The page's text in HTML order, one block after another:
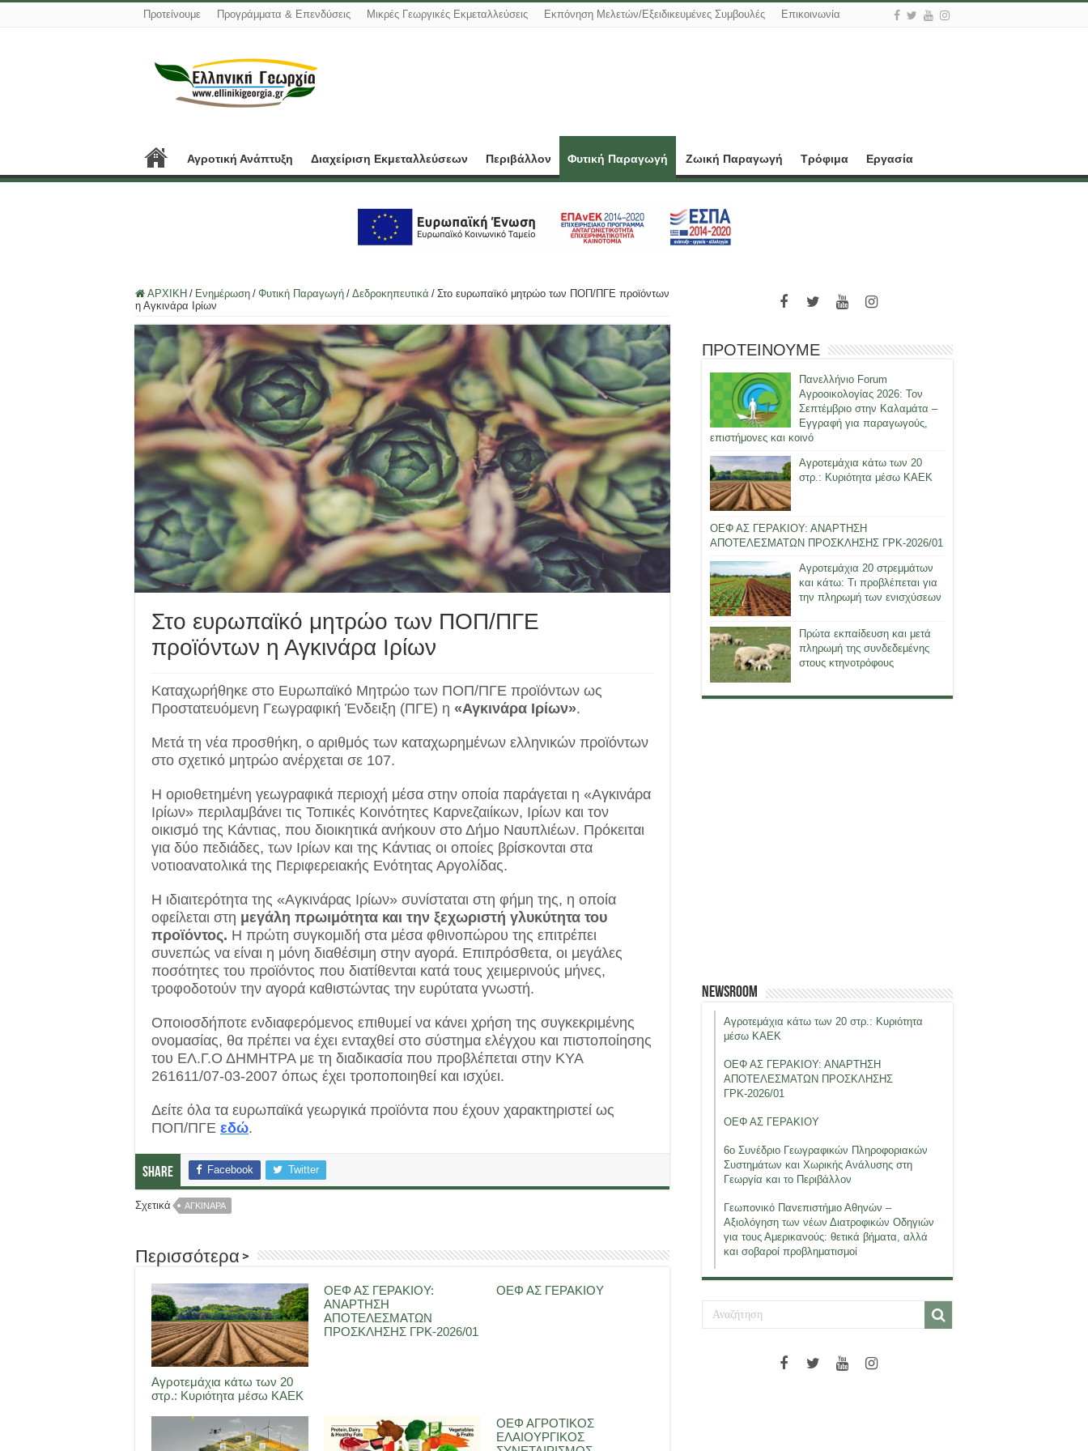
Προτείνουμε Προγράμματα & Επενδύσεις Μικρές Γεωργικές Εκμεταλλεύσεις Εκπόνηση Μελετών/Εξειδικευμένες Συμβουλές Επικοινωνία
Αγροτική Ανάπτυξη Διαχείριση Εκμεταλλεύσεων Περιβάλλον Φυτική Παραγωγή Ζωική Παραγωγή Τρόφιμα Εργασία
ΑΡΧΙΚΗ / Ενημέρωση / Φυτική Παραγωγή / Δεδροκηπευτικά / Στο ευρωπαϊκό μητρώο των ΠΟΠ/ΠΓΕ προϊόντων
η Αγκινάρα Ιρίων
Στο ευρωπαϊκό μητρώο των ΠΟΠ/ΠΓΕ
προϊόντων η Αγκινάρα Ιρίων
Καταχωρήθηκε στο Ευρωπαϊκό Μητρώο των ΠΟΠ/ΠΓΕ προϊόντων ως
Προστατευόμενη Γεωγραφική Ένδειξη (ΠΓΕ) η «Αγκινάρα Ιρίων».
Μετά τη νέα προσθήκη, ο αριθμός των καταχωρημένων ελληνικών προϊόντων
στο σχετικό μητρώο ανέρχεται σε 107.
Η οριοθετημένη γεωγραφικά περιοχή μέσα στην οποία παράγεται η «Αγκινάρα
Ιρίων» περιλαμβάνει τις Τοπικές Κοινότητες Καρνεζαιίκων, Ιρίων και τον
οικισμό της Κάντιας, που διοικητικά ανήκουν στο Δήμο Ναυπλιέων. Πρόκειται
για δύο πεδιάδες, των Ιρίων και της Κάντιας οι οποίες βρίσκονται στα
νοτιοανατολικά της Περιφερειακής Ενότητας Αργολίδας.
Η ιδιαιτερότητα της «Αγκινάρας Ιρίων» συνίσταται στη φήμη της, η οποία
οφείλεται στη μεγάλη πρωιμότητα και την ξεχωριστή γλυκύτητα του
προϊόντος. Η πρώτη συγκομιδή στα μέσα φθινοπώρου της επιτρέπει
συνεπώς να είναι η μόνη διαθέσιμη στην αγορά. Επιπρόσθετα, οι μεγάλες
ποσότητες του προϊόντος που διατίθενται κατά τους χειμερινούς μήνες,
τροφοδοτούν την αγορά καθιστώντας την ευρύτατα γνωστή.
Οποιοσδήποτε ενδιαφερόμενος επιθυμεί να κάνει χρήση της συγκεκριμένης
ονομασίας, θα πρέπει να έχει ενταχθεί στο σύστημα ελέγχου και πιστοποίησης
του ΕΛ.Γ.Ο ΔΗΜΗΤΡΑ με τη διαδικασία που προβλέπεται στην ΚΥΑ
261611/07-03-2007 όπως έχει τροποποιηθεί και ισχύει.
Δείτε όλα τα ευρωπαϊκά γεωργικά προϊόντα που έχουν χαρακτηριστεί ως
ΠΟΠ/ΠΓΕ εδώ.
Share Facebook Twitter
Σχετικά ΑΓΚΙΝΑΡΑ
Περισσότερα >
Αγροτεμάχια κάτω των 20
στρ.: Κυριότητα μέσω ΚΑΕΚ
ΟΕΦ ΑΣ ΓΕΡΑΚΙΟΥ:
ΑΝΑΡΤΗΣΗ
ΑΠΟΤΕΛΕΣΜΑΤΩΝ
ΠΡΟΣΚΛΗΣΗΣ ΓΡΚ-2026/01
ΟΕΦ ΑΣ ΓΕΡΑΚΙΟΥ
ΟΕΦ ΑΓΡΟΤΙΚΟΣ
ΕΛΑΙΟΥΡΓΙΚΟΣ
ΠΡΟΤΕΙΝΟΥΜΕ
Πανελλήνιο Forum
Αγροοικολογίας 2026: Τον
Σεπτέμβριο στην Καλαμάτα –
Εγγραφή για παραγωγούς,
επιστήμονες και κοινό
Αγροτεμάχια κάτω των 20
στρ.: Κυριότητα μέσω ΚΑΕΚ
ΟΕΦ ΑΣ ΓΕΡΑΚΙΟΥ: ΑΝΑΡΤΗΣΗ
ΑΠΟΤΕΛΕΣΜΑΤΩΝ ΠΡΟΣΚΛΗΣΗΣ ΓΡΚ-2026/01
Αγροτεμάχια 20 στρεμμάτων
και κάτω: Τι προβλέπεται για
την πληρωμή των ενισχύσεων
Πρώτα εκπαίδευση και μετά
πληρωμή της συνδεδεμένης
στους κτηνοτρόφους
Newsroom
Αγροτεμάχια κάτω των 20 στρ.: Κυριότητα
μέσω ΚΑΕΚ
ΟΕΦ ΑΣ ΓΕΡΑΚΙΟΥ: ΑΝΑΡΤΗΣΗ
ΑΠΟΤΕΛΕΣΜΑΤΩΝ ΠΡΟΣΚΛΗΣΗΣ
ΓΡΚ-2026/01
ΟΕΦ ΑΣ ΓΕΡΑΚΙΟΥ
6ο Συνέδριο Γεωγραφικών Πληροφοριακών
Συστημάτων και Χωρικής Ανάλυσης στη
Γεωργία και το Περιβάλλον
Γεωπονικό Πανεπιστήμιο Αθηνών –
Αξιολόγηση των νέων Διατροφικών Οδηγιών
για τους Αμερικανούς: θετικά βήματα, αλλά
και σοβαροί προβληματισμοί